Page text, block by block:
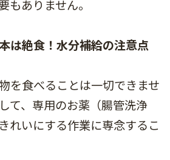
もありません。
は絶食！水分補給の注意点
を食べることは一切できませ
て、専用のお薬（腸管洗浄
れいにする作業に専念するこ